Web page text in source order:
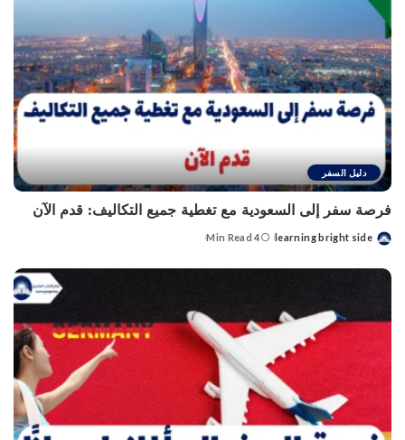
دليل السفر
فرصة سفر إلى السعودية مع تغطية جميع التكاليف: قدم الآن
Posted
learning bright side
4 Min Read